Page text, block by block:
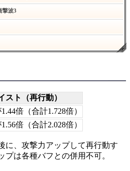
撃波3
スト（再行動）
倍（合計1.728倍）
倍（合計2.028倍）
に、攻撃力アップして再行動す
プは各種バフとの併用不可。